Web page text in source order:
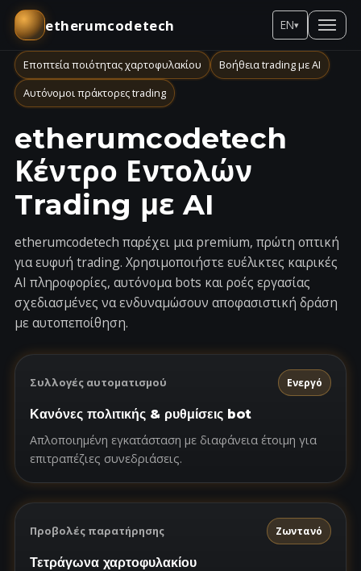
etherumcodetech EN▾
Εποπτεία ποιότητας χαρτοφυλακίου
Βοήθεια trading με AI
Αυτόνομοι πράκτορες trading
etherumcodetech
Κέντρο Εντολών
Trading με AI
etherumcodetech παρέχει μια premium, πρώτη οπτική
για ευφυή trading. Χρησιμοποιήστε ευέλικτες καιρικές
AI πληροφορίες, αυτόνομα bots και ροές εργασίας
σχεδιασμένες να ενδυναμώσουν αποφασιστική δράση
με αυτοπεποίθηση.
Συλλογές αυτοματισμού Ενεργό
Κανόνες πολιτικής & ρυθμίσεις bot
Απλοποιημένη εγκατάσταση με διαφάνεια έτοιμη για
επιτραπέζιες συνεδριάσεις.
Προβολές παρατήρησης Ζωντανό
Τετράγωνα χαρτοφυλακίου